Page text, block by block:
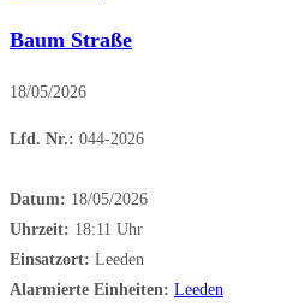
Baum Straße
18/05/2026
Lfd. Nr.: 044-2026
Datum: 18/05/2026
Uhrzeit: 18:11 Uhr
Einsatzort: Leeden
Alarmierte Einheiten: Leeden